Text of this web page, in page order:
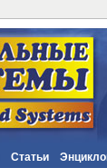
Статьи